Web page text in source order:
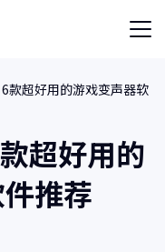
6款超好用的游戏变声器软
超好用的
推荐